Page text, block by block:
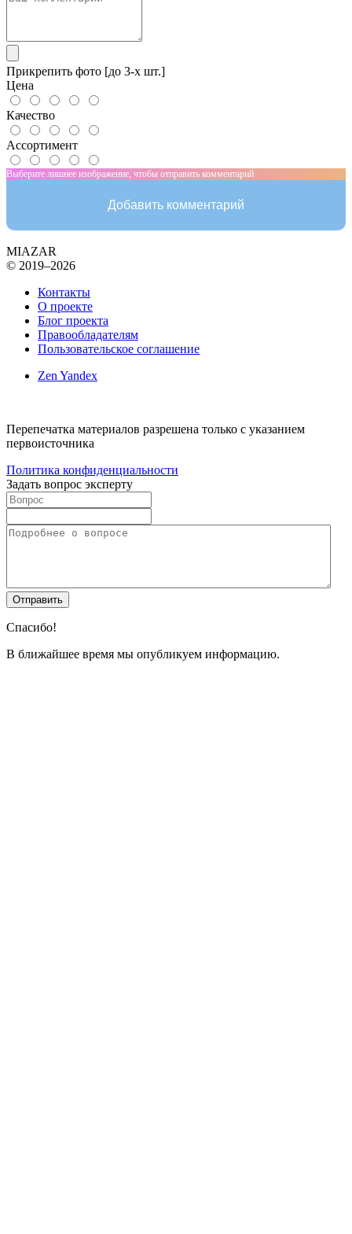
Прикрепить фото [до 3-х шт.]
Цена
Качество
Ассортимент
Выберите лишнее изображение, чтобы отправить комментарий
Добавить комментарий
MIAZAR
© 2019–2026
Контакты
О проекте
Блог проекта
Правообладателям
Пользовательское соглашение
Zen Yandex
Перепечатка материалов разрешена только с указанием
первоисточника
Политика конфиденциальности
Задать вопрос эксперту
Спасибо!
В ближайшее время мы опубликуем информацию.